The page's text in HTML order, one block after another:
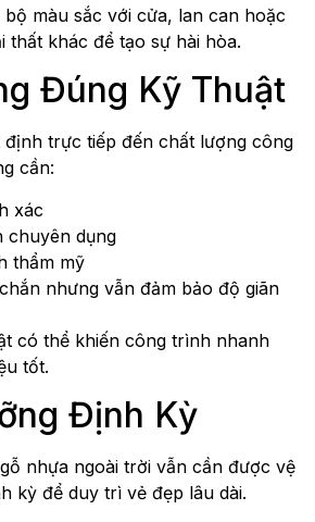
màu sắc với cửa, lan can hoặc
thất khác để tạo sự hài hòa.
Đúng Kỹ Thuật
trực tiếp đến chất lượng công
cần:
xác
chuyên dụng
thẩm mỹ
nhưng vẫn đảm bảo độ giãn
có thể khiến công trình nhanh
tốt.
Định Kỳ
nhựa ngoài trời vẫn cần được vệ
kỳ để duy trì vẻ đẹp lâu dài.